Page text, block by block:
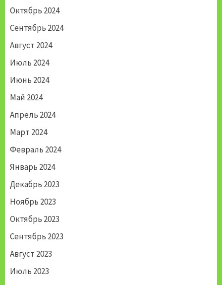
Октябрь 2024
Сентябрь 2024
Август 2024
Июль 2024
Июнь 2024
Май 2024
Апрель 2024
Март 2024
Февраль 2024
Январь 2024
Декабрь 2023
Ноябрь 2023
Октябрь 2023
Сентябрь 2023
Август 2023
Июль 2023